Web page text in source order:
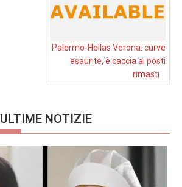
Palermo-Hellas Verona: curve
esaurite, è caccia ai posti
rimasti
ULTIME NOTIZIE